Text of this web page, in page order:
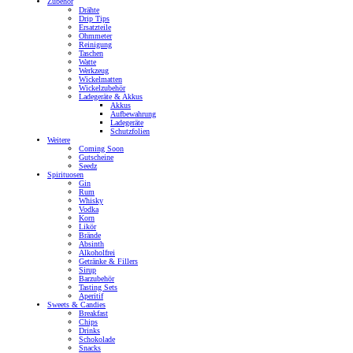
Drähte
Drip Tips
Ersatzteile
Ohmmeter
Reinigung
Taschen
Watte
Werkzeug
Wickelmatten
Wickelzubehör
Ladegeräte & Akkus
Akkus
Aufbewahrung
Ladegeräte
Schutzfolien
Weitere
Coming Soon
Gutscheine
Seedz
Spirituosen
Gin
Rum
Whisky
Vodka
Korn
Likör
Brände
Absinth
Alkoholfrei
Getränke & Fillers
Sirup
Barzubehör
Tasting Sets
Aperitif
Sweets & Candies
Breakfast
Chips
Drinks
Schokolade
Snacks